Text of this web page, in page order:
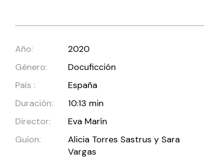
Año:
2020
Género:
Docuficción
País :
España
Duración:
10:13 min
Director:
Eva Marín
Guion:
Alicia Torres Sastrus y Sara
Vargas